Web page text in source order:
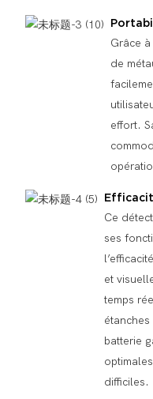
Grâce
de
effort.
Ce
ses
et
temps
batterie
difficiles.